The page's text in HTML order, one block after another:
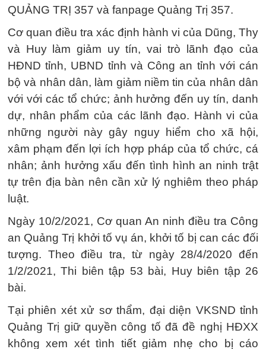
QUẢNG TRỊ 357 và fanpage Quảng Trị 357.
Cơ quan điều tra xác định hành vi của Dũng, Thy
và Huy làm giảm uy tín, vai trò lãnh đạo của
HĐND tỉnh, UBND tỉnh và Công an tỉnh với cán
bộ và nhân dân, làm giảm niềm tin của nhân dân
với với các tổ chức; ảnh hưởng đến uy tín, danh
dự, nhân phẩm của các lãnh đạo. Hành vi của
những người này gây nguy hiểm cho xã hội,
xâm phạm đến lợi ích hợp pháp của tổ chức, cá
nhân; ảnh hưởng xấu đến tình hình an ninh trật
tự trên địa bàn nên cần xử lý nghiêm theo pháp
luật.
Ngày 10/2/2021, Cơ quan An ninh điều tra Công
an Quảng Trị khởi tố vụ án, khởi tố bị can các đối
tượng. Theo điều tra, từ ngày 28/4/2020 đến
1/2/2021, Thi biên tập 53 bài, Huy biên tập 26
bài.
Tại phiên xét xử sơ thẩm, đại diện VKSND tỉnh
Quảng Trị giữ quyền công tố đã đề nghị HĐXX
không xem xét tình tiết giảm nhẹ cho bị cáo